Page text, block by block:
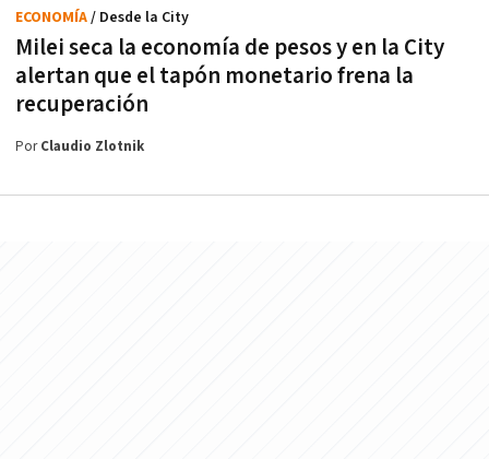
Milei seca la economía de pesos y en la City
alertan que el tapón monetario frena la
recuperación
ECONOMÍA/ Desde la City
PorClaudio Zlotnik